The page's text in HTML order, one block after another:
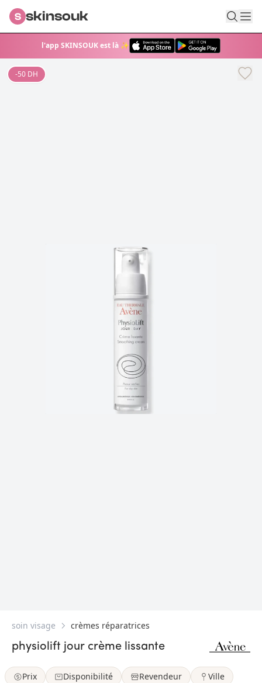
l'app SKINSOUK est là ✨
S skinsouk
-50 DH
soin visage crèmes réparatrices
physiolift jour crème lissante
Prix Disponibilité Revendeur Ville